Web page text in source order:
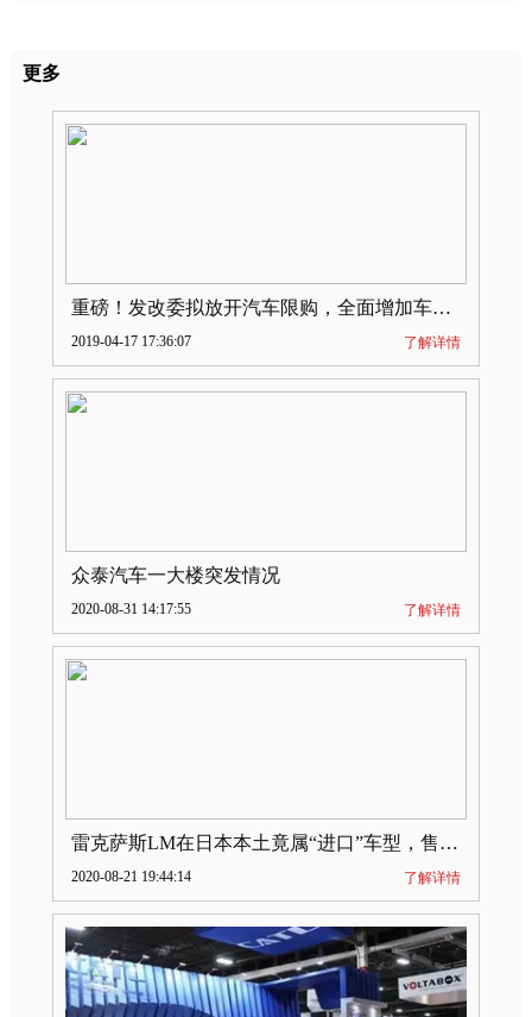
更多
重磅！发改委拟放开汽车限购，全面增加车牌指标
2019-04-17 17:36:07 了解详情
众泰汽车一大楼突发情况
2020-08-31 14:17:55 了解详情
雷克萨斯LM在日本本土竟属“进口”车型，售价2580万日元
2020-08-21 19:44:14 了解详情